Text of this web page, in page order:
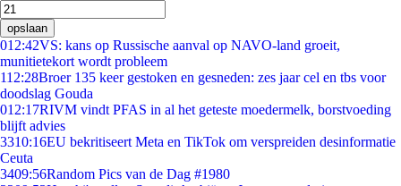
opslaan
012:42VS: kans op Russische aanval op NAVO-land groeit,
munitietekort wordt probleem
112:28Broer 135 keer gestoken en gesneden: zes jaar cel en tbs voor
doodslag Gouda
012:17RIVM vindt PFAS in al het geteste moedermelk, borstvoeding
blijft advies
3310:16EU bekritiseert Meta en TikTok om verspreiden desinformatie
Ceuta
3409:56Random Pics van de Dag #1980